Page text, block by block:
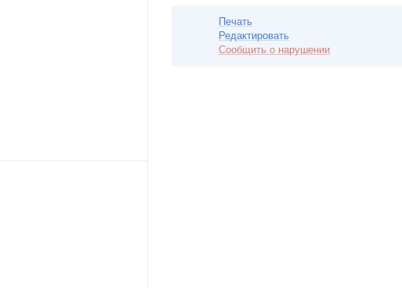
Печать
Редактировать
Сообщить о нарушении